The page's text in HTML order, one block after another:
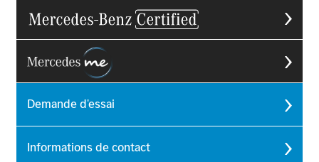
Demande d'essai
Informations de contact